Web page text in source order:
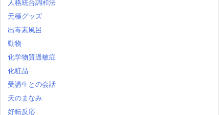
人格統合調和法
元極グッズ
出毒素風呂
動物
化学物質過敏症
化粧品
受講生との会話
天のまなみ
好転反応